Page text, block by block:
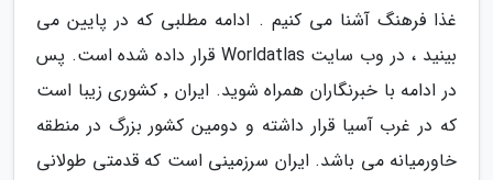
غذا فرهنگ آشنا می کنیم . ادامه مطلبی که در پایین می
بینید ، در وب سایت Worldatlas قرار داده شده است. پس
در ادامه با خبرنگاران همراه شوید. ایران ٬ کشوری زیبا است
که در غرب آسیا قرار داشته و دومین کشور بزرگ در منطقه
خاورمیانه می باشد. ایران سرزمینی است که قدمتی طولانی